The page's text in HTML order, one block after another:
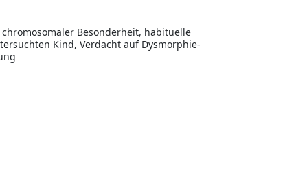
Besonderheit, habituelle
Kind, Verdacht auf Dysmorphie-